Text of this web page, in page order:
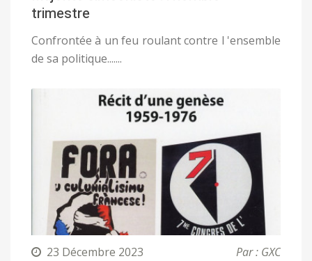
trimestre
Confrontée à un feu roulant contre l 'ensemble
de sa politique.......
23 Décembre 2023 Par : GXC